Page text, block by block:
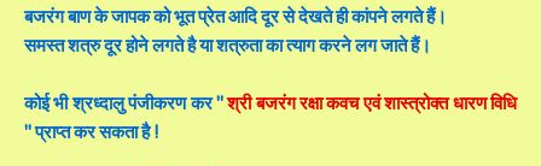
बजरंग बाण के जापक को भूत प्रेत आदि दूर से देखते ही कांपने लगते हैं।
समस्त शत्रु दूर होने लगते है या शत्रुता का त्याग करने लग जाते हैं।
कोई भी श्रध्दालु पंजीकरण कर "श्री बजरंग रक्षा कवच एवं शास्त्रोक्त धारण विधि
" प्राप्त कर सकता है !